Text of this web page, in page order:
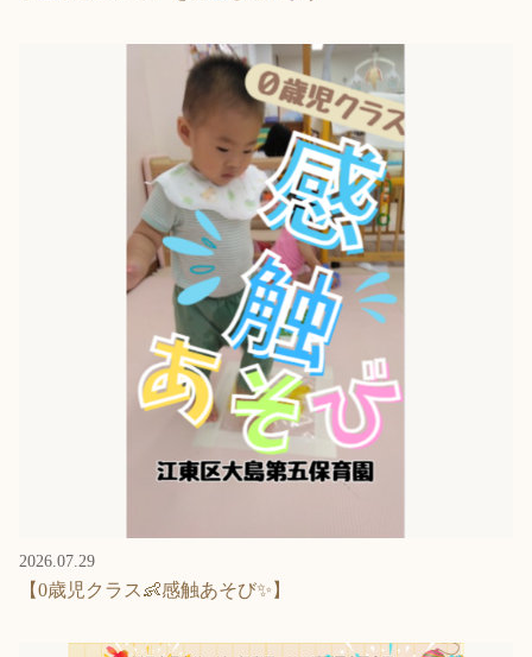
2026.07.29
【0歳児クラス👶感触あそび✨】